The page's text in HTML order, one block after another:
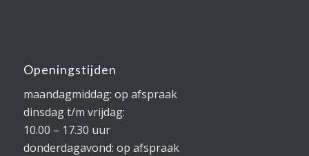
Openingstijden
maandagmiddag: op afspraak
dinsdag t/m vrijdag:
10.00 – 17.30 uur
donderdagavond: op afspraak